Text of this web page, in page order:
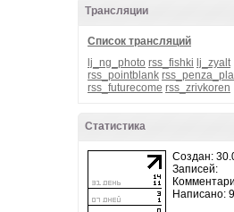
Трансляции
Список трансляций
lj_ng_photo rss_fishki lj_zyalt
rss_pointblank
rss_futurecome rss_zrivkoren
Статистика
Создан:
Записей:
Написано: